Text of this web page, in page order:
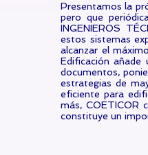
Presentamos la
pero que
INGENIEROS
estos sistemas
alcanzar el
Edificación
documentos,
estrategias de
eficiente para
más, COETICOR
constituye un